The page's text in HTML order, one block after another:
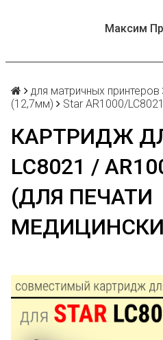
Максим
для матричных принтеров
(12,7мм)
Star AR1000/LC8021
КАРТРИДЖ
LC8021 /
(ДЛЯ ПЕЧАТИ